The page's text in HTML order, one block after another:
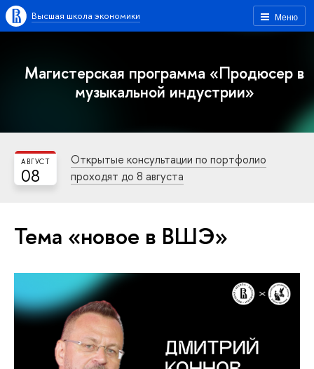
Меню
Высшая школа экономики
Магистерская программа «Продюсер в
музыкальной индустрии»
08
АВГУСТ
Открытые консультации по портфолио
проходят до 8 августа
Тема «новое в ВШЭ»